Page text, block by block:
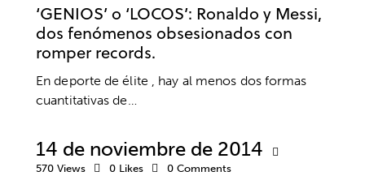
‘GENIOS’ o ‘LOCOS’: Ronaldo y Messi,
dos fenómenos obsesionados con
romper records.
En deporte de élite , hay al menos dos formas
cuantitativas de…
14 de noviembre de 2014
570 Views 0 Likes 0 Comments